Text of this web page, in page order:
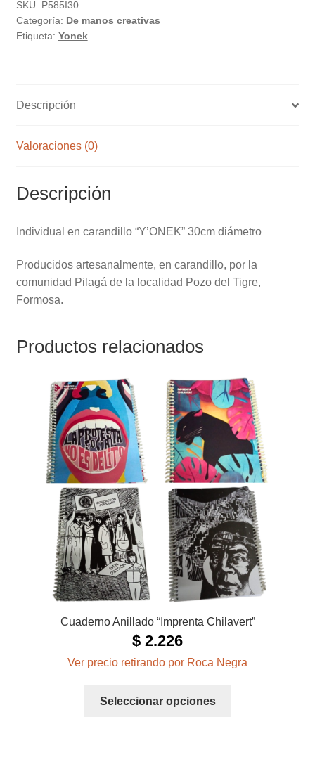
SKU: P585I30
Categoría: De manos creativas
Etiqueta: Yonek
Descripción
Valoraciones (0)
Descripción
Individual en carandillo “Y’ONEK” 30cm diámetro
Producidos artesanalmente, en carandillo, por la
comunidad Pilagá de la localidad Pozo del Tigre,
Formosa.
Productos relacionados
Cuaderno Anillado “Imprenta Chilavert”
$ 2.226
Ver precio retirando por Roca Negra
Seleccionar opciones